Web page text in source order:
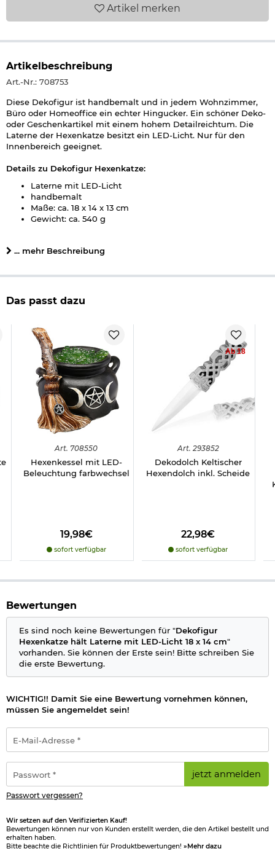
Artikel merken
Artikelbeschreibung
Art.-Nr.: 708753
Diese Dekofigur ist handbemalt und in jedem Wohnzimmer,
Büro oder Homeoffice ein echter Hingucker. Ein schöner Deko-
oder Geschenkartikel mit einem hohem Detailreichtum. Die
Laterne der Hexenkatze besitzt ein LED-Licht. Nur für den
Innenbereich geeignet.
Details zu Dekofigur Hexenkatze:
Laterne mit LED-Licht
handbemalt
Maße: ca. 18 x 14 x 13 cm
Gewicht: ca. 540 g
Herstellerinformationen
... mehr Beschreibung
Das passt dazu
Art. 708550
Hexenkessel mit LED-
Beleuchtung farbwechsel
19,98€
sofort verfügbar
Ab 18
Art. 293852
Dekodolch Keltischer
Hexendolch inkl. Scheide
22,98€
sofort verfügbar
Bewertungen
Es sind noch keine Bewertungen für "Dekofigur
Hexenkatze hält Laterne mit LED-Licht 18 x 14 cm"
vorhanden. Sie können der Erste sein! Bitte schreiben Sie
die erste Bewertung.
WICHTIG!! Damit Sie eine Bewertung vornehmen können,
müssen Sie angemeldet sein!
Mail-
Adresse
*
jetzt anmelden
Passwort vergessen?
Wir setzen auf den Verifizierten Kauf!
Bewertungen können nur von Kunden erstellt werden, die den Artikel bestellt und
erhalten haben.
Bitte beachte die Richtlinien für Produktbewertungen! »Mehr dazu